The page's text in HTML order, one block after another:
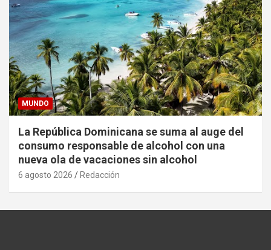
MUNDO
La República Dominicana se suma al auge del
consumo responsable de alcohol con una
nueva ola de vacaciones sin alcohol
6 agosto 2026 Redacción